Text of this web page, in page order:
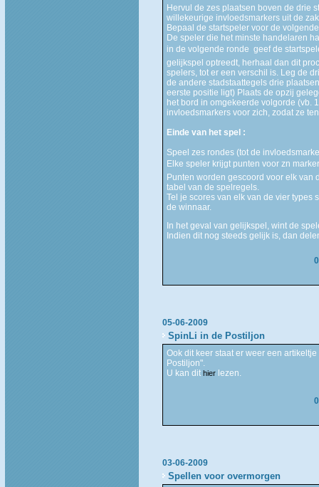
Hervul de zes plaatsen boven de drie
willekeurige invloedsmarkers uit de
Bepaal de startspeler voor de
De speler die het minste handelaren
in de volgende ronde  geef de
gelijkspel optreedt, herhaal dan dit
spelers, tot er een verschil is. Leg de
de andere stadstaattegels drie
eerste positie ligt) Plaats de opzij
het bord in omgekeerde volgorde
invloedsmarkers voor zich, zodat ze
Einde van het spel :
Speel zes rondes (tot de
Elke speler krijgt punten voor zn
Punten worden gescoord voor elk van
tabel van de spelregels.
Tel je scores van elk van de vier types
de winnaar.
In het geval van gelijkspel, wint de
Indien dit nog steeds gelijk is, dan
05-06-2009
SpinLi in de Postiljon
Ook dit keer staat er weer een
Postiljon".
U kan dit hier lezen.
03-06-2009
Spellen voor overmorgen